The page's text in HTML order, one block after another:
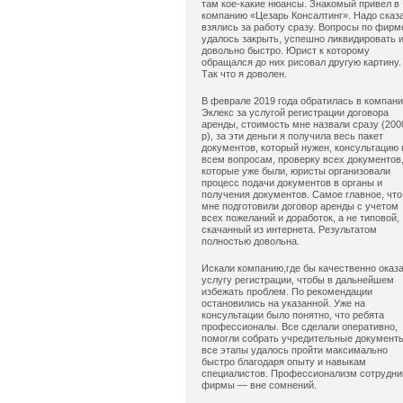
там кое-какие нюансы. Знакомый привел в
компанию «Цезарь Консалтинг». Надо
взялись за работу сразу. Вопросы по
удалось закрыть, успешно ликвидировать и
довольно быстро. Юрист к которому
обращался до них рисовал другую картину.
Так что я доволен.
В феврале 2019 года обратилась в
Эклекс за услугой регистрации договора
аренды, стоимость мне назвали сразу
р), за эти деньги я получила весь пакет
документов, который нужен, консультацию
всем вопросам, проверку всех документов,
которые уже были, юристы организовали
процесс подачи документов в органы и
получения документов. Самое главное, что
мне подготовили договор аренды с учетом
всех пожеланий и доработок, а не типовой,
скачанный из интернета. Результатом
полностью довольна.
Искали компанию,где бы качественно
услугу регистрации, чтобы в дальнейшем
избежать проблем. По рекомендации
остановились на указанной. Уже на
консультации было понятно, что ребята
профессионалы. Все сделали оперативно,
помогли собрать учредительные
все этапы удалось пройти максимально
быстро благодаря опыту и навыкам
специалистов. Профессионализм
фирмы — вне сомнений.